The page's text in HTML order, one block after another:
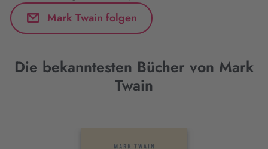
Mark Twain folgen
Die bekanntesten Bücher von Mark
Twain